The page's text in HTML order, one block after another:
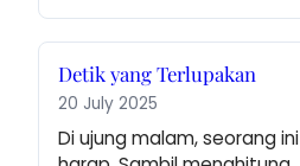
Detik yang Terlupakan
20 July 2025
Di ujung malam, seorang